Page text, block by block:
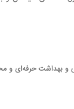
و بهداشت حرفه‌ای و